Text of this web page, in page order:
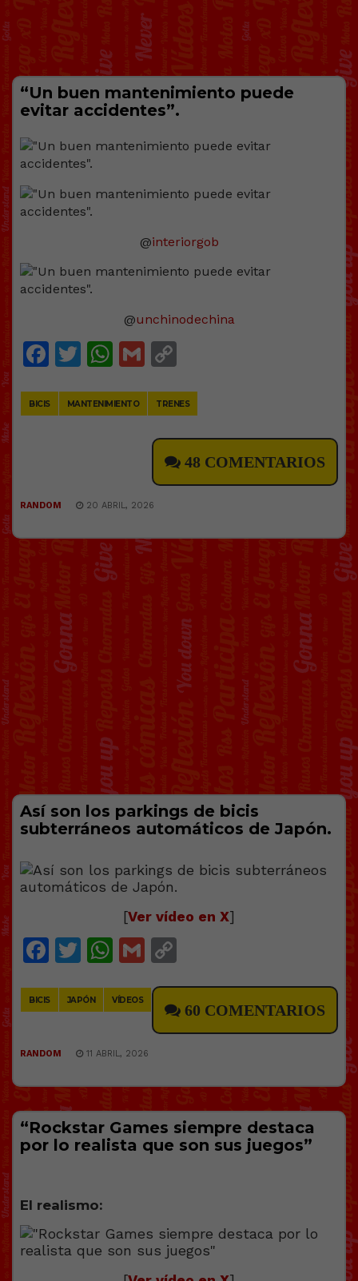
“Un buen mantenimiento puede
evitar accidentes”.
@interiorgob
@unchinodechina
Facebook
Twitter
WhatsApp
Gmail
BICIS MANTENIMIENTO TRENES
48 COMENTARIOS
RANDOM 20 ABRIL, 2026
Así son los parkings de bicis
subterráneos automáticos de Japón.
[Ver vídeo en X]
Facebook
Twitter
WhatsApp
Gmail
BICIS JAPÓN VÍDEOS
60 COMENTARIOS
RANDOM 11 ABRIL, 2026
“Rockstar Games siempre destaca
por lo realista que son sus juegos”
El realismo: